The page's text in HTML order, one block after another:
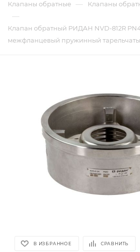
Клапаны обратные — Клапаны
—
Клапан обратный РИДАН NVD-812R
межфланцевый пружинный
В ИЗБРАННОЕ СРАВНИТЬ